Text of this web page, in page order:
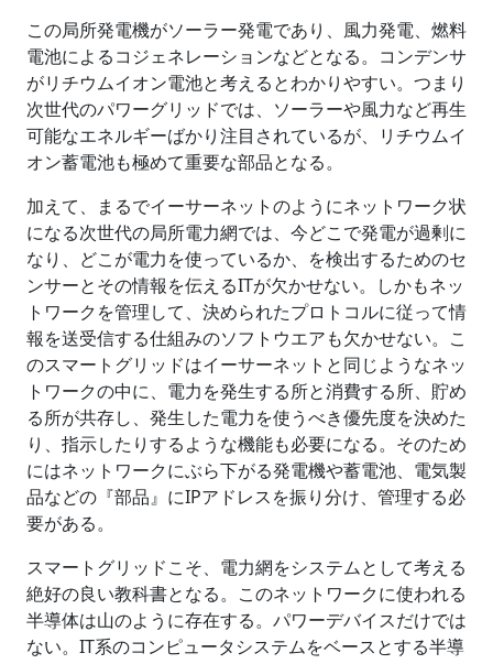
この局所発電機がソーラー発電であり、風力発電、燃料
電池によるコジェネレーションなどとなる。コンデンサ
がリチウムイオン電池と考えるとわかりやすい。つまり
次世代のパワーグリッドでは、ソーラーや風力など再生
可能なエネルギーばかり注目されているが、リチウムイ
オン蓄電池も極めて重要な部品となる。
加えて、まるでイーサーネットのようにネットワーク状
になる次世代の局所電力網では、今どこで発電が過剰に
なり、どこが電力を使っているか、を検出するためのセ
ンサーとその情報を伝えるITが欠かせない。しかもネッ
トワークを管理して、決められたプロトコルに従って情
報を送受信する仕組みのソフトウエアも欠かせない。こ
のスマートグリッドはイーサーネットと同じようなネッ
トワークの中に、電力を発生する所と消費する所、貯め
る所が共存し、発生した電力を使うべき優先度を決めた
り、指示したりするような機能も必要になる。そのため
にはネットワークにぶら下がる発電機や蓄電池、電気製
品などの『部品』にIPアドレスを振り分け、管理する必
要がある。
スマートグリッドこそ、電力網をシステムとして考える
絶好の良い教科書となる。このネットワークに使われる
半導体は山のように存在する。パワーデバイスだけでは
ない。IT系のコンピュータシステムをベースとする半導